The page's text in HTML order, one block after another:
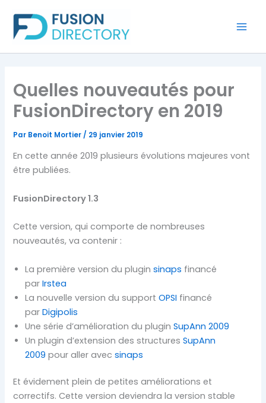
contenu
Quelles nouveautés pour
FusionDirectory en 2019
Par Benoit Mortier / 29 janvier 2019
En cette année 2019 plusieurs évolutions majeures vont
être publiées.
FusionDirectory 1.3
Cette version, qui comporte de nombreuses
nouveautés, va contenir :
La première version du pluginsinaps financé
parIrstea
La nouvelle version du supportOPSI financé
parDigipolis
Une série d’amélioration du pluginSupAnn 2009
Un plugin d’extension des structuresSupAnn
2009pour aller avecsinaps
Et évidement plein de petites améliorations et
correctifs. Cette version deviendra la version stable